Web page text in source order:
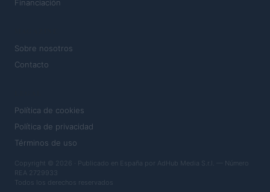
Financiación
Sobre nosotros
Contacto
Política de cookies
Política de privacidad
Términos de uso
Copyright © 2026 · Publicado en España por AdHub Media S.r.l. — Número
REA 2729933
Todos los derechos reservados